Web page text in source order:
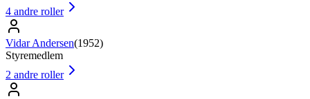
4 andre roller
Vidar Andersen(1952)
Styremedlem
2 andre roller